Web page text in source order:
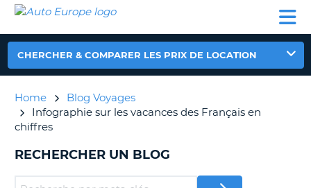
LOCATION
VOITURE
CAMPING-
CAR
CLIENT
AUTO
EUROPE
LOCATION
VOITURE
CAR
PARTENAIRES
SUPPORT
CHERCHER & COMPARER LES PRIX DE LOCATION
Home
Blog Voyages
Infographie sur les vacances des Français en
chiffres
RECHERCHER UN BLOG